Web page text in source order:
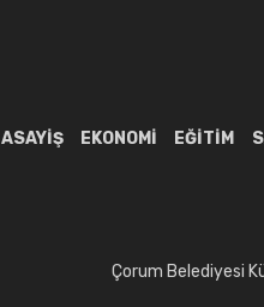
ASAYIŞ EKONOMI EĞITIM
Çorum Belediyesi